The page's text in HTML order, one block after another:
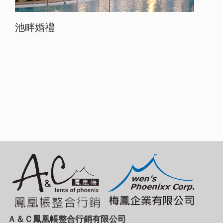
池畔婚禮
Ａ＆Ｃ鳳凰帳整合行銷有限公司